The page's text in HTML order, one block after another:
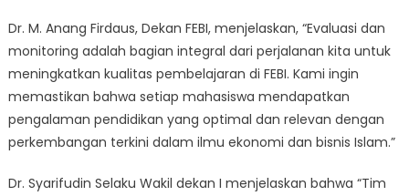
Dr. M. Anang Firdaus, Dekan FEBI, menjelaskan, “Evaluasi dan
monitoring adalah bagian integral dari perjalanan kita untuk
meningkatkan kualitas pembelajaran di FEBI. Kami ingin
memastikan bahwa setiap mahasiswa mendapatkan
pengalaman pendidikan yang optimal dan relevan dengan
perkembangan terkini dalam ilmu ekonomi dan bisnis Islam.”
Dr. Syarifudin Selaku Wakil dekan I menjelaskan bahwa “Tim